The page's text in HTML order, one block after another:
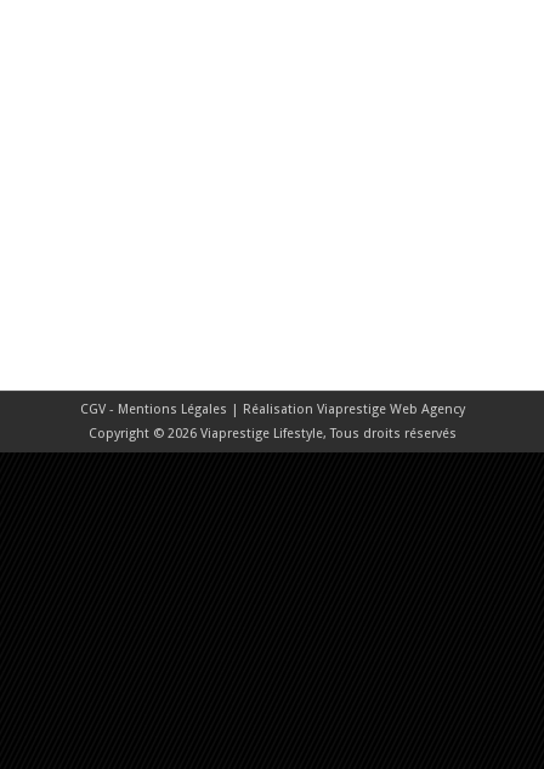
CGV - Mentions Légales | Réalisation Viaprestige Web Agency
Copyright © 2026 Viaprestige Lifestyle, Tous droits réservés